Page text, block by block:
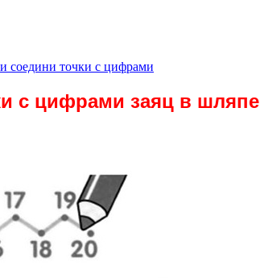
соедини точки с цифрами
с цифрами заяц в шляпе